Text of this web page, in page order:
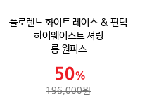
플로렌느 화이트 레이스 & 핀턱
하이웨이스트 셔링
롱 원피스
196,000원